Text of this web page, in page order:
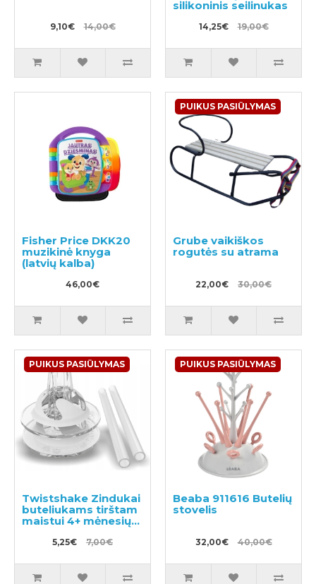
9,10€ 14,00€
silikoninis seilinukas
14,25€ 19,00€
Fisher Price DKK20
muzikinė knyga
(latvių kalba)
46,00€
PUIKUS PASIŪLYMAS
Grube vaikiškos
rogutės su atrama
22,00€ 30,00€
PUIKUS PASIŪLYMAS
Twistshake Zindukai
buteliukams tirštam
maistui 4+ mėnesių
5,25€ 7,00€
PUIKUS PASIŪLYMAS
Beaba 911616 Butelių
stovelis
32,00€ 40,00€